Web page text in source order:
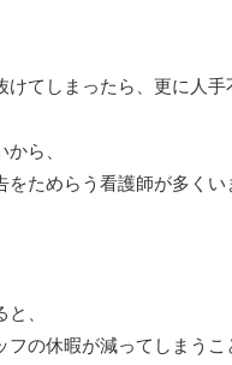
けてしまったら、更に人手
ら、
をためらう看護師が多くい
、
フの休暇が減ってしまうこ